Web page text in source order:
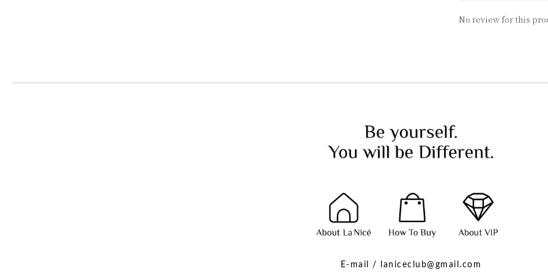
No review for this
E-mail / laniceclub@gmail.com